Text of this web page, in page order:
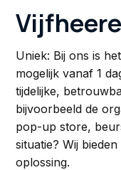
Uniek: Bij ons is
mogelijk vanaf 1
tijdelijke,
bijvoorbeeld de
pop-up store,
situatie? Wij
oplossing.